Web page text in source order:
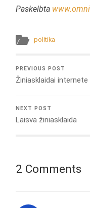
Paskelbta
politika
PREVIOUS POST
Žiniasklaidai
NEXT POST
Laisva žiniasklaida
2 Comments